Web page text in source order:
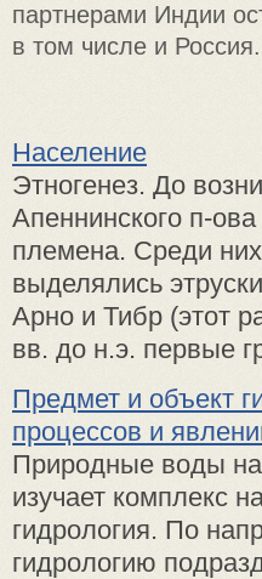
партнерами Индии
в том числе и Россия.
Население
Этногенез. До
Апеннинского п-
племена. Среди
выделялись
Арно и Тибр (этот
вв. до н.э. первые
Предмет и объект
процессов и
Природные воды на
изучает комплекс
гидрология. По
гидрологию